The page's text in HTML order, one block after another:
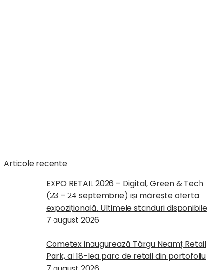
Articole recente
EXPO RETAIL 2026 – Digital, Green & Tech
(23 – 24 septembrie) își mărește oferta
expozițională. Ultimele standuri disponibile
7 august 2026
Cometex inaugurează Târgu Neamț Retail
Park, al 18-lea parc de retail din portofoliu